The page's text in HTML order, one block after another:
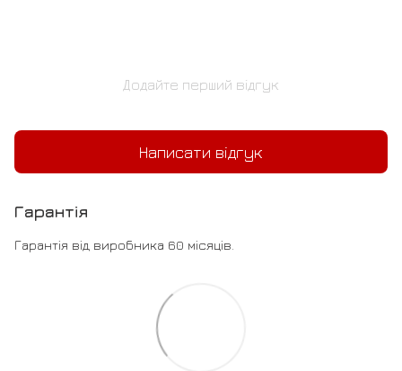
Додайте перший відгук
Написати відгук
Гарантія
Гарантія від виробника 60 місяців.